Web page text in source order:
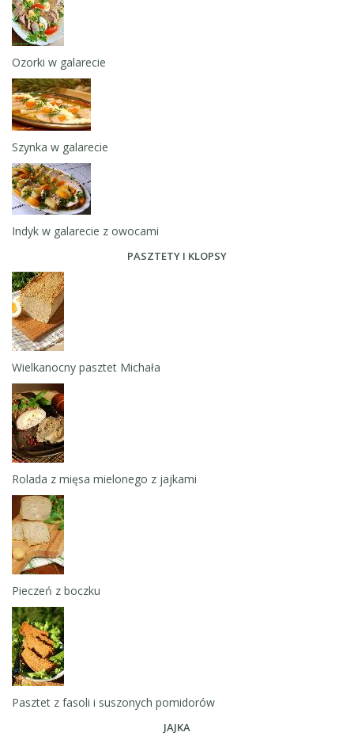
Ozorki w galarecie
Szynka w galarecie
Indyk w galarecie z owocami
PASZTETY I KLOPSY
Wielkanocny pasztet Michała
Rolada z mięsa mielonego z jajkami
Pieczeń z boczku
Pasztet z fasoli i suszonych pomidorów
JAJKA